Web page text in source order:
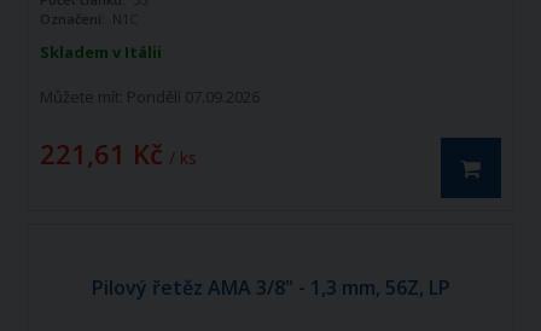
Skladem v Itálii
Můžete mít: Pondělí 07.09.2026
221,61 Kč / ks
Označení: N1C
Pilový řetěz AMA 3/8" - 1,3 mm, 56Z, LP